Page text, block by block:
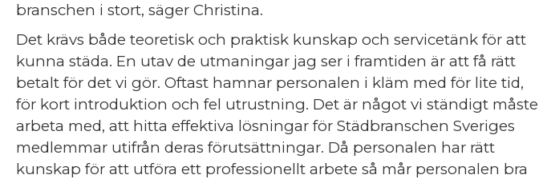
branschen i stort, säger Christina.
Det krävs både teoretisk och praktisk kunskap och servicetänk för att
kunna städa. En utav de utmaningar jag ser i framtiden är att få rätt
betalt för det vi gör. Oftast hamnar personalen i kläm med för lite tid,
för kort introduktion och fel utrustning. Det är något vi ständigt måste
arbeta med, att hitta effektiva lösningar för Städbranschen Sveriges
medlemmar utifrån deras förutsättningar. Då personalen har rätt
kunskap för att utföra ett professionellt arbete så mår personalen bra